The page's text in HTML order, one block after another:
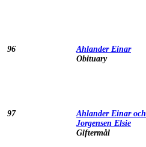
96
Ahlander Einar
Obituary
97
Ahlander Einar och
Jorgensen Elsie
Giftermål